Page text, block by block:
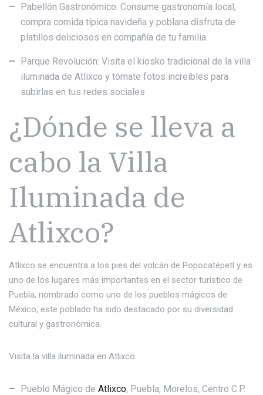
Pabellón Gastronómico: Consume gastronomía local,
compra comida típica navideña y poblana disfruta de
platillos deliciosos en compañía de tu familia.
Parque Revolución: Visita el kiosko tradicional de la villa
iluminada de Atlixco y tómate fotos increíbles para
subirlas en tus redes sociales
¿Dónde se lleva a
cabo la Villa
Iluminada de
Atlixco?
Atlixco se encuentra a los pies del volcán de Popocatépetl y es
uno de los lugares más importantes en el sector turístico de
Puebla, nombrado como uno de los pueblos mágicos de
México, este poblado ha sido destacado por su diversidad
cultural y gastronómica.
Visita la villa iluminada en Atlixco:
Pueblo Mágico de Atlixco, Puebla, Morelos, Centro C.P.